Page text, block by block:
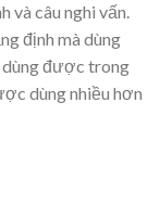
và câu nghi vấn.
định mà dùng
dùng được trong
dùng nhiều hơn